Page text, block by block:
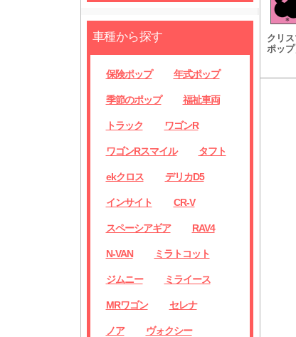
クリ
ポップ
車種から探す
保険ポップ 年式ポップ
季節のポップ 福祉車両
トラック ワゴンR
ワゴンRスマイル タフト
ekクロス デリカD5
インサイト CR-V
スペーシアギア RAV4
N-VAN ミラトコット
ジムニー ミライース
MRワゴン セレナ
ノア ヴォクシー